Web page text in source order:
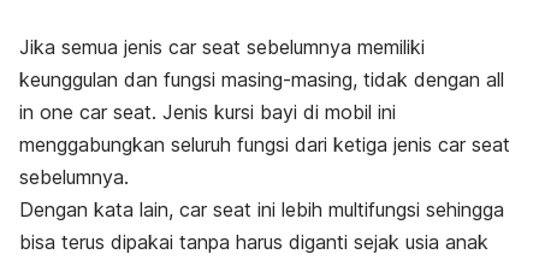
Jika semua jenis car seat sebelumnya memiliki
keunggulan dan fungsi masing-masing, tidak dengan all
in one car seat. Jenis kursi bayi di mobil ini
menggabungkan seluruh fungsi dari ketiga jenis car seat
sebelumnya.
Dengan kata lain, car seat ini lebih multifungsi sehingga
bisa terus dipakai tanpa harus diganti sejak usia anak